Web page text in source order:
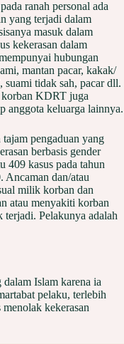
ranah personal ada
yang terjadi dalam
masuk dalam
kekerasan dalam
hubungan
mantan pacar, kakak/
suami tidak sah, pacar dll.
korban KDRT juga
anggota keluarga lainnya.
pengaduan yang
berbasis gender
409 kasus pada tahun
Ancaman dan/atau
milik korban dan
atau menyakiti korban
Pelakunya adalah
Islam karena ia
pelaku, terlebih
kekerasan